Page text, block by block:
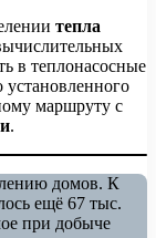
тепла
в теплонасосные
установленного
маршруту с
.
домов. К
ещё 67 тыс.
при добыче